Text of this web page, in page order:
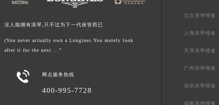
没人能拥有浪琴,只不过为下一代保管而已
(You never actually own a Longines.You merely look
after it for the next ...”
 网点服务热线
400-995-7728
北京浪琴维修
上海浪琴维修
天津浪琴维修
广州浪琴维修
深圳浪琴维修
成都浪琴维修